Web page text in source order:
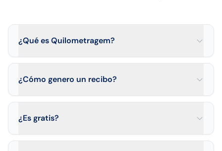
¿Qué es Quilometragem?
¿Cómo genero un recibo?
¿Es gratis?